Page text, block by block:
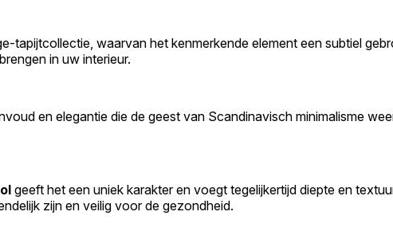
waarvan het kenmerkende element een subtiel
in uw interieur.
en elegantie die de geest van Scandinavisch minimalisme
geeft het een uniek karakter en voegt tegelijkertijd diepte en
zijn en veilig voor de gezondheid.